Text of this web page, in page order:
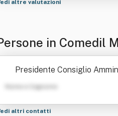
altre valutazioni
in Comedil
Presidente Consiglio
Nome e Cognome
altri contatti